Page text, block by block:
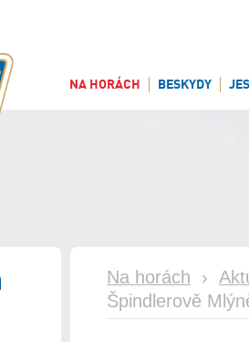
NA HORÁCH BESKYDY
Na horách ›
Špindlerově